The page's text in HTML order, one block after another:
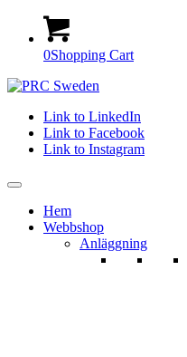
0Shopping Cart
Link to LinkedIn
Link to Facebook
Link to Instagram
Hem
Webbshop
Anläggning